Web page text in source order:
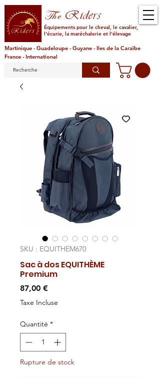
TheRiders
Équipements pour le cheval, le cavalier,
l'écurie, la maréchalerie et l'élevage
Martinique - Guadeloupe - Guyane - Iles de la Caraïbe
France - International
SKU : EQUITHEM670
Sac à dos EQUITHÈME
Premium
87,00 €Prix
Taxe Incluse
Quantité *
Rupture de stock